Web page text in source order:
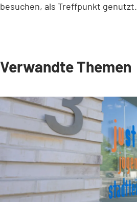
besuchen, als Treffpunkt genutzt.
Verwandte Themen